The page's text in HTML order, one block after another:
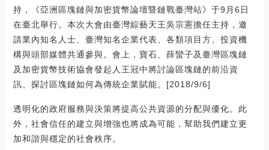
持，《亞洲區塊鏈與加密貨幣論壇暨鏈戰臺灣站》于9月6日
在臺北舉行。本次大會由臺灣綜藝天王吳宗憲擔任主持，邀
請業內知名人士、臺灣知名企業代表、各類項目方、投資機
構與頭部媒體共通參與。會上，寶石、薛蠻子及臺灣區塊鏈
及加密貨幣技術協會發起人王冠中將討論區塊鏈的前沿資
訊、探討區塊鏈如何為傳統企業賦能。[2018/9/6]
透明化的政府服務與決策將提高公共資源的分配與優化。此
外，社會信任的建立與增強也將成為可能，幫助我們建立更
加和諧與穩定的社會秩序。